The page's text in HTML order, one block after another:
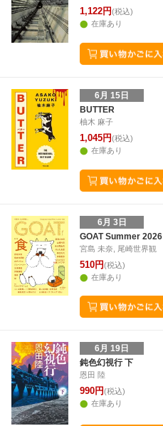
1,122円(税込)
在庫あり
6月 15日
BUTTER
柚木 麻子
1,045円(税込)
在庫あり
6月 3日
GOAT Summer 2026
宮島 未奈, 尾崎世界観
510円(税込)
在庫あり
6月 19日
鈍色幻視行 下
恩田 陸
990円(税込)
在庫あり